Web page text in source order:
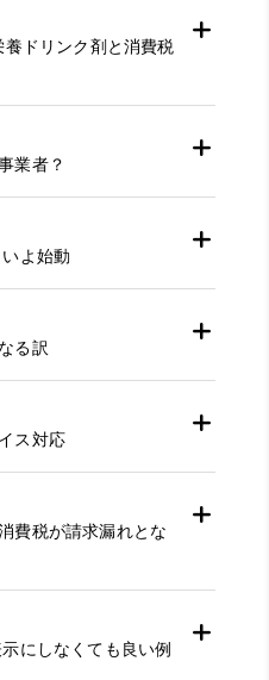
ドリンク剤と消費税
業者？
よ始動
る訳
ス対応
費税が請求漏れとな
にしなくても良い例